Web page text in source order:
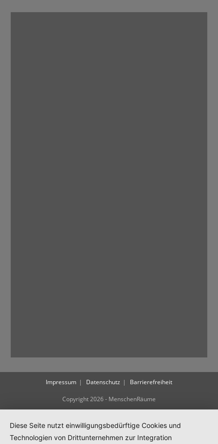
Impressum Datenschutz Barrierefreiheit
Copyright 2026 - MenschenRäume
Diese Seite nutzt einwilligungsbedürftige Cookies und
Technologien von Drittunternehmen zur Integration